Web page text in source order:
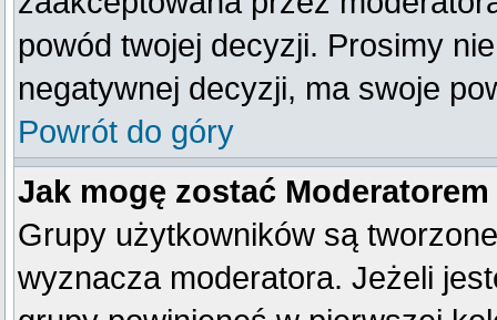
powód twojej decyzji. Prosimy
negatywnej decyzji, ma swoje
Powrót do góry
Jak mogę zostać
Grupy użytkowników są
wyznacza moderatora. Jeżeli